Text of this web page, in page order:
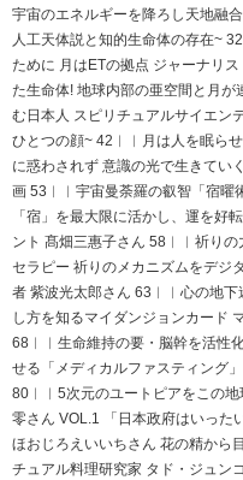
宇宙のエネルギーを降ろし天地融
人工天体説と知的生命体の存在~
ために 月はETの拠点 ジャーナリ
た生命体! 地球内部の亜空間と月
む日本人 スピリチュアルサイエン
ひとつの顔~ 42︱︱月は人を眠ら
に惑わされず 意識の光で生きてい
画 53︱︱宇宙曼荼羅の叡智「宿曜
「宿」を最大限に活かし、運を好
ント 髙畑三惠子さん 58︱︱祈り
セラピー 祈りのメカニズムをデジ
者 紫波光太郎さん 63︱︱心の地
し方を知るマイダンジョンカード
68︱︱生命維持の要・脳幹を活性
せる「メディカルファスティング
80︱︱5次元のユートピアをこの
零さん VOL.1 「日本政府はいった
ほおじろえいいちさん 花の精から
チュアル料理研究家 タド・ジュン